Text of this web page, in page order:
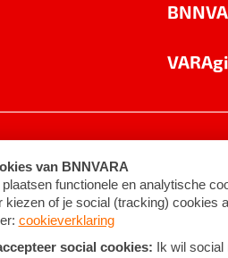
Algemene voorwaarden